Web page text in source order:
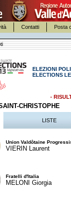
Contatti Posta
ELEZIONI
ELECTIONS
-
CHRISTOPHE
LISTE
Union Valdôtaine
VIERIN Laurent
Fratelli d'Italia
MELONI Giorgia